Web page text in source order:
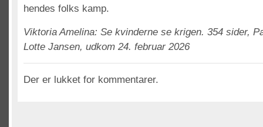
hendes folks kamp.
Viktoria Amelina: Se kvinderne se krigen. 354 sider,
Lotte Jansen, udkom 24. februar 2026
Der er lukket for kommentarer.